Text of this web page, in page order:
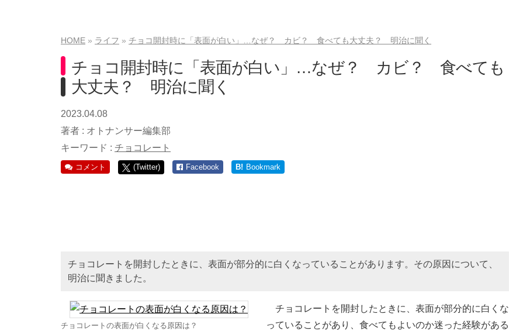
HOME ライフ チョコ開封時に「表面が白い」…なぜ？ カビ？ 食べても大丈夫？ 明治に聞く
チョコ開封時に「表面が白い」…なぜ？ カビ？ 食べても
大丈夫？ 明治に聞く
2023.04.08
著者 : オトナンサー編集部
キーワード : チョコレート
コメント (Twitter) Facebook B! Bookmark
チョコレートを開封したときに、表面が部分的に白くなっていることがあります。その原因について、
明治に聞きました。
チョコレートの表面が白くなる原因は？
チョコレートを開封したときに、表面が部分的に白くな
っていることがあり、食べてもよいのか迷った経験がある